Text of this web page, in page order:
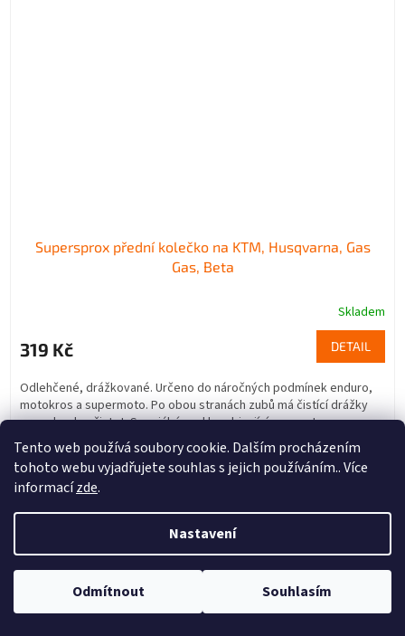
Tento web používá soubory cookie. Dalším procházením
tohoto webu vyjadřujete souhlas s jejich používáním.. Více
informacízde.
Nastavení
Odmítnout Souhlasím
Supersprox přední kolečko na KTM, Husqvarna, Gas
Gas, Beta
Skladem
319 Kč DETAIL
Odlehčené, drážkované. Určeno do náročných podmínek enduro,
motokros a supermoto. Po obou stranách zubů má čistící drážky
pro odvod nečistot. Speciální ocel kombinující pevnost a...
12
13 14
O
v
á
NAČÍST 12 DALŠÍCH
S
á
k
1 49
586položek celkem